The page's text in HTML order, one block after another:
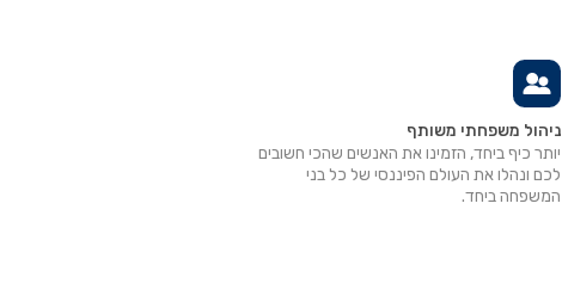
ניהול משפחתי משותף
יותר כיף ביחד, הזמינו את האנשים שהכי חשובים
לכם ונהלו את העולם הפיננסי של כל בני
המשפחה ביחד.